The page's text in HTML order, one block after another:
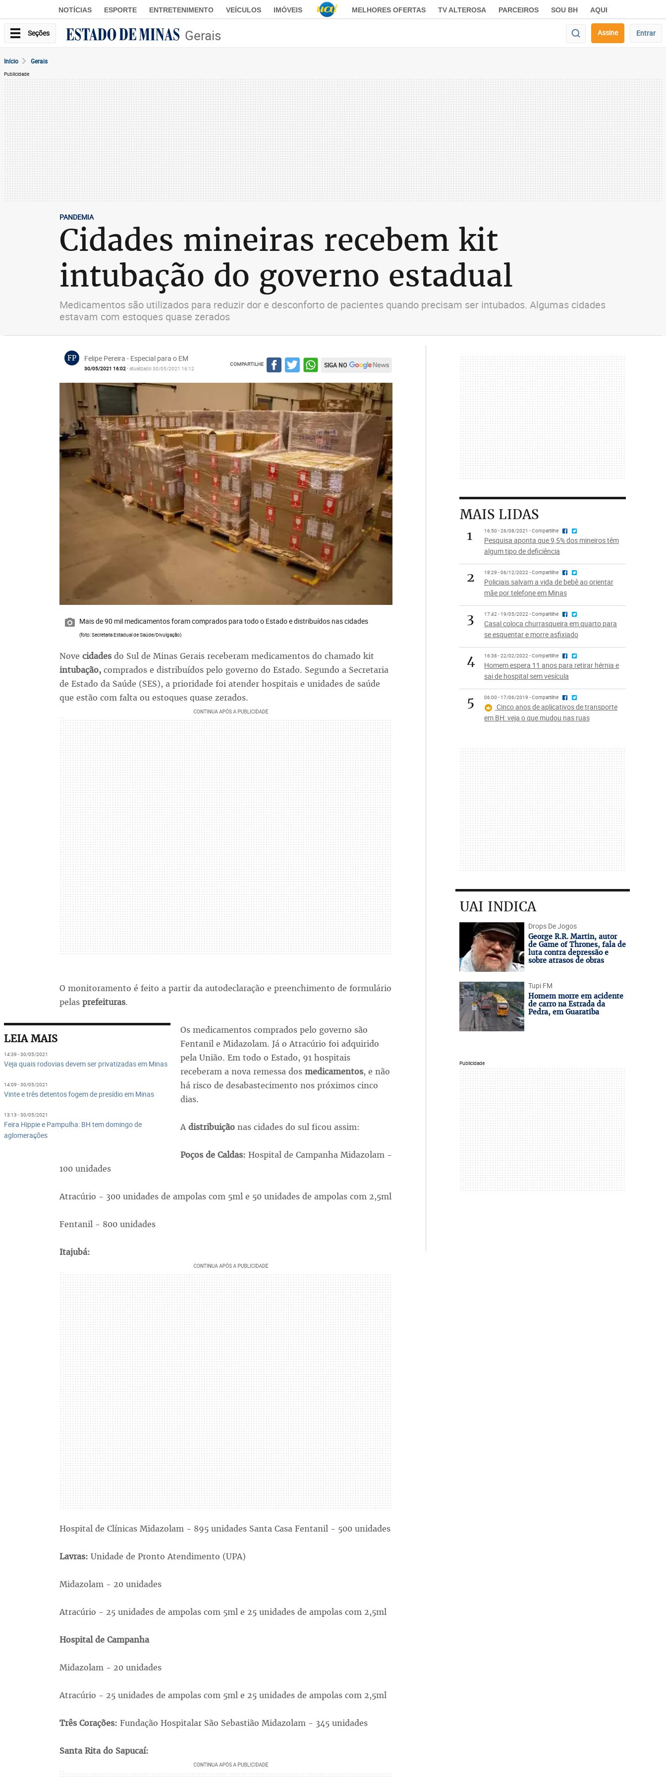
NOTÍCIAS ESPORTE ENTRETENIMENTO VEÍCULOS IMÓVEIS MELHORES OFERTAS TV ALTEROSA PARCEIROS SOU BH AQUI
Seções Gerais Assine Entrar
Início Gerais
Publicidade
PANDEMIA
Cidades mineiras recebem kit
intubação do governo estadual
Medicamentos são utilizados para reduzir dor e desconforto de pacientes quando precisam ser intubados. Algumas cidades
estavam com estoques quase zerados
FP Felipe Pereira - Especial para o EM
30/05/2021 16:02- atualizado 30/05/2021 16:12
COMPARTILHE SIGA NO
Mais de 90 mil medicamentos foram comprados para todo o Estado e distribuídos nas cidades
(foto: Secretaria Estadual de Saúde/Divulgação)
Nove cidades do Sul de Minas Gerais receberam medicamentos do chamado kit
intubação, comprados e distribuídos pelo governo do Estado. Segundo a Secretaria
de Estado da Saúde (SES), a prioridade foi atender hospitais e unidades de saúde
que estão com falta ou estoques quase zerados.
O monitoramento é feito a partir da autodeclaração e preenchimento de formulário
pelas prefeituras.
LEIA MAIS
14:39 - 30/05/2021
Veja quais rodovias devem ser privatizadas em Minas
14:09 - 30/05/2021
Vinte e três detentos fogem de presídio em Minas
13:13 - 30/05/2021
Feira Hippie e Pampulha: BH tem domingo de
aglomerações
Os medicamentos comprados pelo governo são
Fentanil e Midazolam. Já o Atracúrio foi adquirido
pela União. Em todo o Estado, 91 hospitais
receberam a nova remessa dos medicamentos, e não
há risco de desabastecimento nos próximos cinco
dias.
Adistribuição nas cidades do sul ficou assim:
Poços de Caldas: Hospital de Campanha Midazolam -
100 unidades
Atracúrio - 300 unidades de ampolas com 5ml e 50 unidades de ampolas com 2,5ml
Fentanil - 800 unidades
Itajubá:
Hospital de Clínicas Midazolam - 895 unidades Santa Casa Fentanil - 500 unidades
Lavras: Unidade de Pronto Atendimento (UPA)
Midazolam - 20 unidades
Atracúrio - 25 unidades de ampolas com 5ml e 25 unidades de ampolas com 2,5ml
Hospital de Campanha
Midazolam - 20 unidades
Atracúrio - 25 unidades de ampolas com 5ml e 25 unidades de ampolas com 2,5ml
Três Corações: Fundação Hospitalar São Sebastião Midazolam - 345 unidades
Santa Rita do Sapucaí:
MAIS LIDAS
1
16:50 - 26/08/2021 - Compartilhe
Pesquisa aponta que 9,5% dos mineiros têm
algum tipo de deficiência
2 18:29 - 06/12/2022 - Compartilhe
Policiais salvam a vida de bebê ao orientar
mãe por telefone em Minas
3 17:42 - 19/05/2022 - Compartilhe
Casal coloca churrasqueira em quarto para
se esquentar e morre asfixiado
4 16:38 - 22/02/2022 - Compartilhe
Homem espera 11 anos para retirar hérnia e
sai de hospital sem vesícula
5 06:00 - 17/06/2019 - Compartilhe
Cinco anos de aplicativos de transporte
em BH: veja o que mudou nas ruas
UAI INDICA
Drops De Jogos
George R.R. Martin, autor
de Game of Thrones, fala de
luta contra depressão e
sobre atrasos de obras
Tupi FM
Homem morre em acidente
de carro na Estrada da
Pedra, em Guaratiba
Publicidade